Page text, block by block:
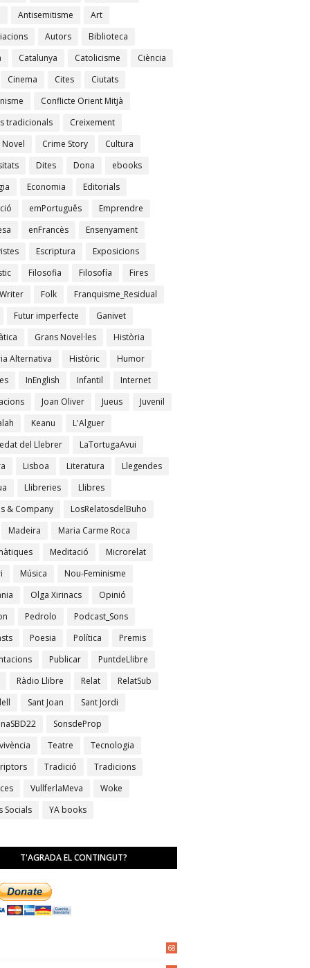
Antisemitisme
Art
Autors
Biblioteca
Catalunya Catolicisme
Ciència
Cinema Cites
Ciutats
Conflicte Orient Mitjà
tradicionals
Creixement
Novel
Crime Story
Cultura
Dites Dona
ebooks
Economia
Editorials
emPortuguês
Emprendre
enFrancès
Ensenyament
Escriptura
Exposicions
Filosofia Filosofía
Fires
Folk
Franquisme_Residual
Futur imperfecte
Ganivet
Grans Novel·les
Història
Alternativa
Històric
Humor
InEnglish Infantil
Internet
Joan Oliver Jueus
Juvenil
Keanu
L'Alguer
del Llebrer
LaTortugaAvui
Lisboa Literatura
Llegendes
Llibreries
Llibres
& Company
LosRelatosdelBuho
Madeira
Maria Carme Roca
Meditació
Microrelat
Música
Nou-Feminisme
Olga Xirinacs
Opinió
Pedrolo
Podcast_Sons
Poesia Política
Premis
Publicar
PuntdeLlibre
Ràdio Llibre Relat
RelatSub
Sant Joan
Sant Jordi
SonsdeProp
Teatre
Tecnologia
Tradició
Tradicions
VullferlaMeva
Woke
Socials
YA books
T'AGRADA EL CONTINGUT?
68